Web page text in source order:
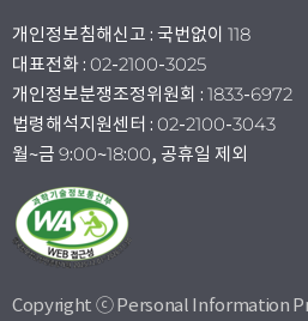
개인정보침해신고 : 국번없이 118
대표전화 : 02-2100-3025
개인정보분쟁조정위원회 : 1833-6972
법령해석지원센터 : 02-2100-3043
월~금 9:00~18:00, 공휴일 제외
Copyright ⓒ Personal Information